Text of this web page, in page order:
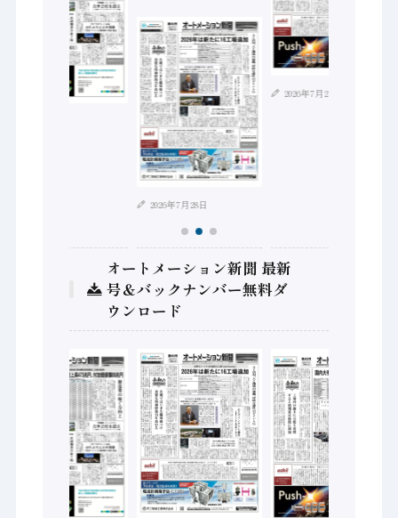
2026年7月28日
2026年7月21日
オートメーション新聞 最新
号＆バックナンバー無料ダ
ウンロード